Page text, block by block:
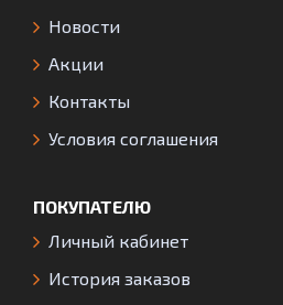
Новости
Акции
Контакты
Условия соглашения
ПОКУПАТЕЛЮ
Личный кабинет
История заказов